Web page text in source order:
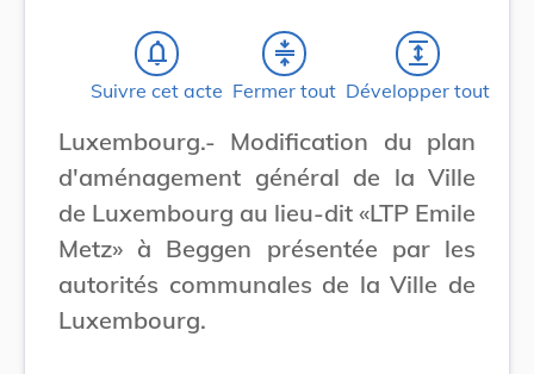
notifications_none
Suivre cet acte
compress
Fermer tout
expand
Développer tout
Luxembourg.- Modification du plan
d'aménagement général de la Ville
de Luxembourg au lieu-dit «LTP Emile
Metz» à Beggen présentée par les
autorités communales de la Ville de
Luxembourg.